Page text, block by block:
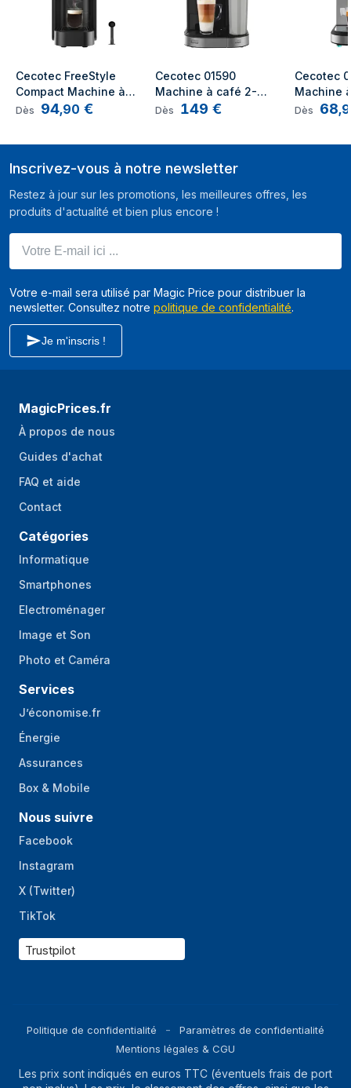
Fonctions et programmes de cuisson
Multi-boissons
Fabrication
d'expresso
Oui
Fabrication de
capucccino
Oui
Fabrication de latte
macchiato
Fabrication de
Lungo
Oui
chaud
Cecotec FreeStyle
Compact Machine à
expresso Entièrement
Dès 94,90 €
Cecotec 01590
Machine à café 2-
en-1 Entièrement
Dès 149 €
Cecotec
Machine
Dès 68,
Inscrivez-vous à notre newsletter
Restez à jour sur les promotions, les meilleures offres, les
produits d'actualité et bien plus encore !
Votre e-mail sera utilisé par Magic Price pour distribuer la
newsletter. Consultez notre politique de confidentialité.
Je m'inscris !
MagicPrices.fr
À propos de nous
Guides d'achat
FAQ et aide
Contact
Catégories
Informatique
Smartphones
Electroménager
Image et Son
Photo et Caméra
Services
J’économise.fr
Énergie
Assurances
Box & Mobile
Nous suivre
Facebook
Instagram
X (Twitter)
TikTok
Trustpilot
Politique de confidentialité
Paramètres de confidentialité
Mentions légales & CGU
Les prix sont indiqués en euros TTC (éventuels frais de port